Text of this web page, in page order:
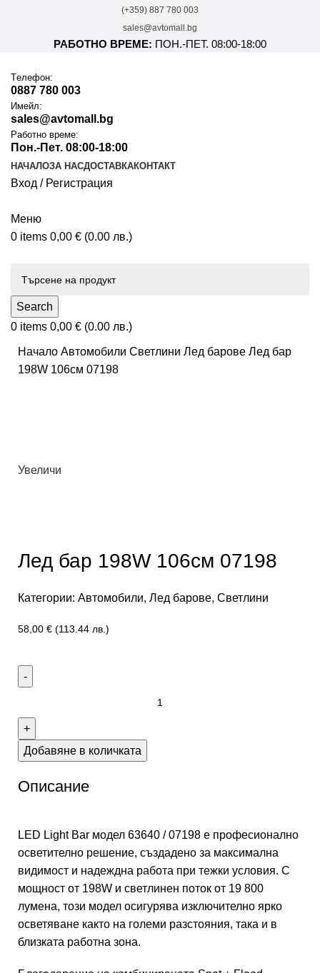
(+359) 887 780 003
sales@avtomall.bg
РАБОТНО ВРЕМЕ: ПОН.-ПЕТ. 08:00-18:00
Tелефон:
0887 780 003
Имейл:
sales@avtomall.bg
Работно време:
Пон.-Пет. 08:00-18:00
НАЧАЛОЗА НАСДОСТАВКАКОНТАКТ
Вход / Регистрация
Меню
0 items 0,00 € (0.00 лв.)
Search
0 items 0,00 € (0.00 лв.)
Начало Автомобили Светлини Лед барове Лед бар
198W 106см 07198
Увеличи
Лед бар 198W 106см 07198
Категории: Автомобили, Лед барове, Светлини
58,00 € (113.44 лв.)
Добавяне в количката
Описание
LED Light Bar модел 63640 / 07198 е професионално
осветително решение, създадено за максимална
видимост и надеждна работа при тежки условия. С
мощност от 198W и светлинен поток от 19 800
лумена, този модел осигурява изключително ярко
осветяване както на големи разстояния, така и в
близката работна зона.